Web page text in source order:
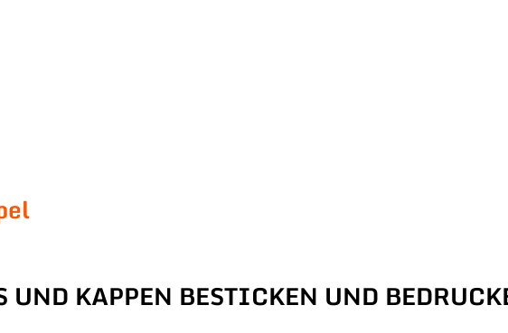
UND KAPPEN BESTICKEN UND